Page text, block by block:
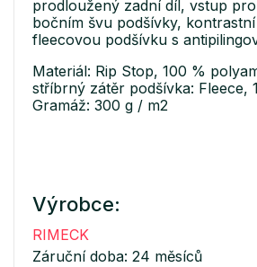
prodloužený zadní díl, vstup
bočním švu podšívky,
fleecovou podšívku s
Materiál: Rip Stop, 100 %
stříbrný zátěr podšívka: Fleece,
Gramáž: 300 g / m2
Výrobce:
RIMECK
Záruční doba: 24 měsíců